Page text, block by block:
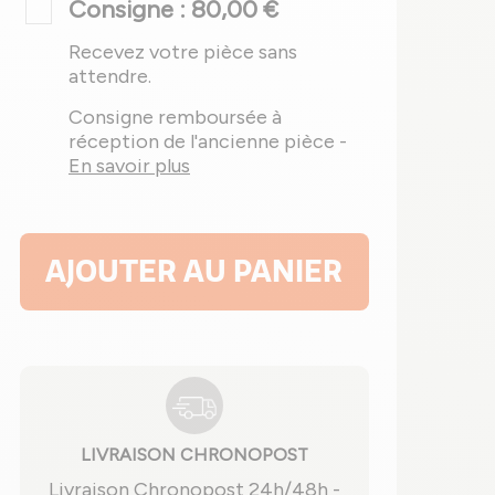
Consigne : 80,00 €
Recevez votre pièce sans
attendre.
Consigne remboursée à
réception de l'ancienne pièce -
En savoir plus
AJOUTER AU PANIER
LIVRAISON CHRONOPOST
Livraison Chronopost 24h/48h -